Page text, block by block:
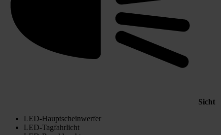
Sicht
LED-Hauptscheinwerfer
LED-Tagfahrlicht